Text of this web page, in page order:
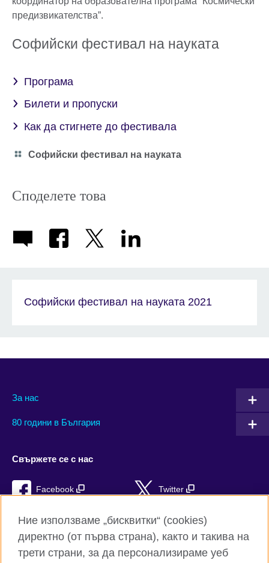
предизвикателства”.
Софийски фестивал на науката
Програма
Билети и пропуски
Как да стигнете до фестивала
Category
Софийски фестивал на науката
Споделете това
Софийски фестивал на науката 2021
За нас
80 години в България
Свържете се с нас
Facebook Twitter
YouTube
TikTok RSS
Ние използваме „бисквитки“ (cookies)
директно (от първа страна), както и такива на
трети страни, за да персонализираме уеб